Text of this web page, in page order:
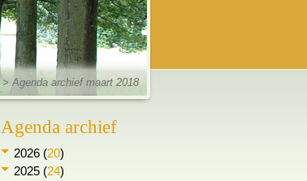
Agenda archief
2026 (20)
2025 (24)
> Agenda archief maart 2018